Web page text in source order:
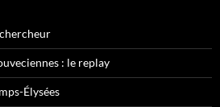
: le replay
Élysées